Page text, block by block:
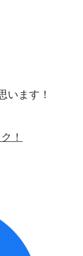
います！
！